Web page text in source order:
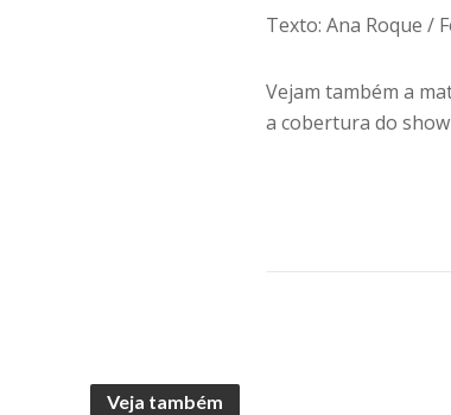
Texto: Ana Roque /
Vejam também a
a cobertura do
Veja também